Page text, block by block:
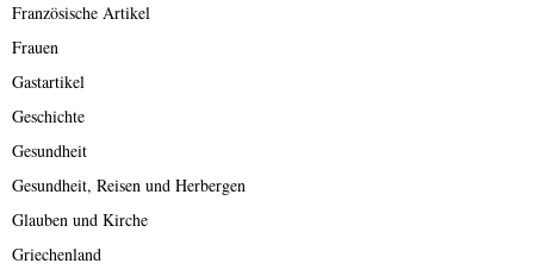
Französische Artikel
Frauen
Gastartikel
Geschichte
Gesundheit
Gesundheit, Reisen und Herbergen
Glauben und Kirche
Griechenland